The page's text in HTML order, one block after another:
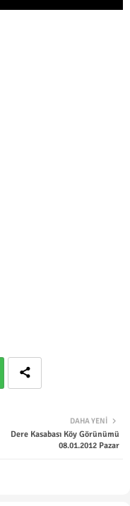
DAHA YENI
Dere Kasabası Köy Görünümü
08.01.2012 Pazar